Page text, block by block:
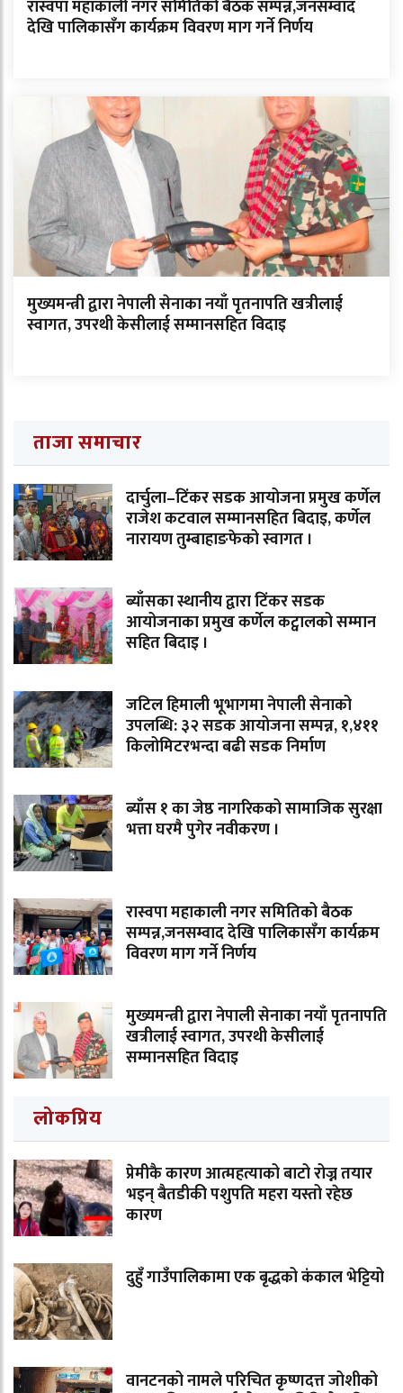
रास्वपा महाकाली नगर समितिको बैठक सम्पन्न,जनसम्वाद
देखि पालिकासँग कार्यक्रम विवरण माग गर्ने निर्णय
मुख्यमन्त्री द्वारा नेपाली सेनाका नयाँ पृतनापति खत्रीलाई
स्वागत, उपरथी केसीलाई सम्मानसहित विदाइ
ताजा समाचार
दार्चुला–टिंकर सडक आयोजना प्रमुख कर्णेल
राजेश कटवाल सम्मानसहित बिदाइ, कर्णेल
नारायण तुम्बाहाङफेको स्वागत ।
ब्याँसका स्थानीय द्वारा टिंकर सडक
आयोजनाका प्रमुख कर्णेल कट्वालको सम्मान
सहित बिदाइ ।
जटिल हिमाली भूभागमा नेपाली सेनाको
उपलब्धि: ३२ सडक आयोजना सम्पन्न, १,४११
किलोमिटरभन्दा बढी सडक निर्माण
ब्याँस १ का जेष्ठ नागरिकको सामाजिक सुरक्षा
भत्ता घरमै पुगेर नवीकरण ।
रास्वपा महाकाली नगर समितिको बैठक
सम्पन्न,जनसम्वाद देखि पालिकासँग कार्यक्रम
विवरण माग गर्ने निर्णय
मुख्यमन्त्री द्वारा नेपाली सेनाका नयाँ पृतनापति
खत्रीलाई स्वागत, उपरथी केसीलाई
सम्मानसहित विदाइ
लोकप्रिय
प्रेमीकै कारण आत्महत्याको बाटो रोज्न तयार
भइन् बैतडीकी पशुपति महरा यस्तो रहेछ
कारण
दुहुँ गाउँपालिकामा एक बृद्धको कंकाल भेट्टियो
वानटनको नामले परिचित कृष्णदत्त जोशीको